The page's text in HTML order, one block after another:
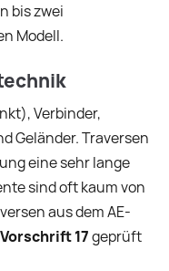
bis zwei
Modell.
Verbinder,
Geländer. Traversen
eine sehr lange
sind oft kaum von
aus dem AE-
Vorschrift 17geprüft